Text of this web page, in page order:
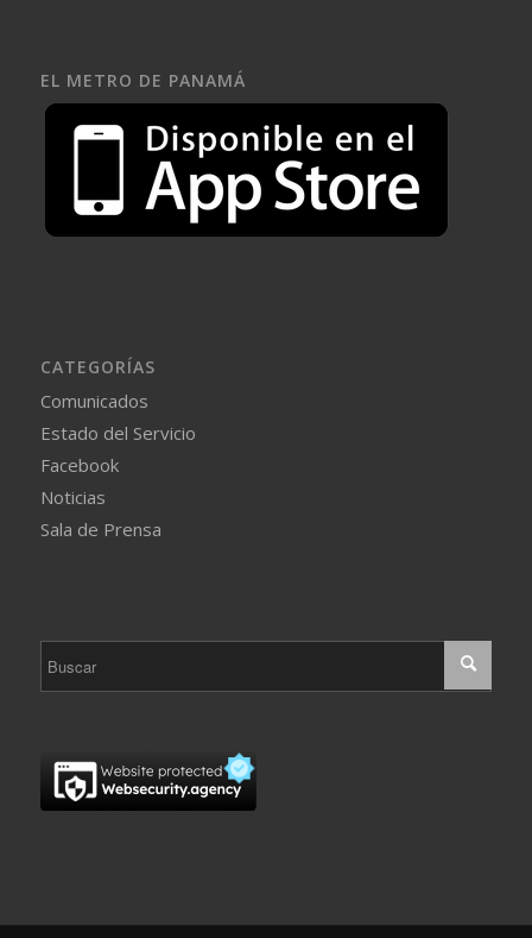
EL METRO DE PANAMÁ
CATEGORÍAS
Comunicados
Estado del Servicio
Facebook
Noticias
Sala de Prensa